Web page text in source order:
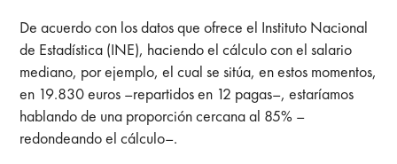
De acuerdo con los datos que ofrece el Instituto Nacional
de Estadística (INE), haciendo el cálculo con el salario
mediano, por ejemplo, el cual se sitúa, en estos momentos,
en 19.830 euros –repartidos en 12 pagas–, estaríamos
hablando de una proporción cercana al 85% –
redondeando el cálculo–.